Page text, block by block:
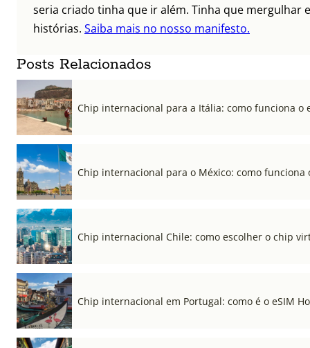
seria criado tinha que ir além. Tinha que mergulhar
histórias. Saiba mais no nosso manifesto.
Posts Relacionados
Chip internacional para a Itália: como funciona o
Chip internacional para o México: como funciona
Chip internacional Chile: como escolher o chip
Chip internacional em Portugal: como é o eSIM